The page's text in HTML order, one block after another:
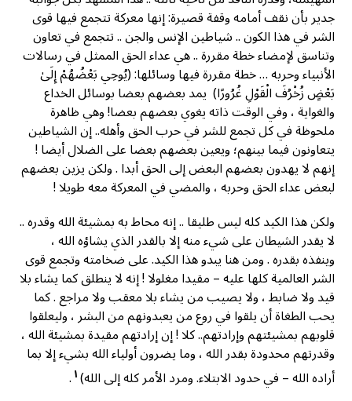
جدير بأن نقف أمامه وقفة قصيرة: إنها معركة تتجمع فيها قوى
الشر في هذا الكون .. شياطين الإنس والجن .. تتجمع في تعاون
وتناسق لإمضاء خطة مقررة .. هي عداء الحق الممثل في رسالات
الأنبياء وحربه … خطة مقررة فيها وسائلها: (يُوحِي بَعْضُهُمْ إِلَىٰ
بَعْضٍ زُخْرُفَ الْقَوْلِ غُرُورًا) يمد بعضهم بعضا بوسائل الخداع
والغواية ، وفي الوقت ذاته يغوي بعضهم بعضا! وهي ظاهرة
ملحوظة في كل تجمع للشر في حرب الحق وأهله.. إن الشياطين
يتعاونون فيما بينهم؛ ويعين بعضهم بعضا على الضلال أيضا !
إنهم لا يهدون بعضهم البعض إلى الحق أبدا . ولكن يزين بعضهم
لبعض عداء الحق وحربه ، والمضي في المعركة معه طويلا !
ولكن هذا الكيد كله ليس طليقا .. إنه محاط به بمشيئة الله وقدره ..
لا يقدر الشيطان على شيء منه إلا بالقدر الذي يشاؤه الله ،
وينفذه بقدره . ومن هنا يبدو هذا الكيد. على ضخامته وتجمع قوى
الشر العالمية كلها عليه – مقيدا مغلولا ! إنه لا ينطلق كما يشاء بلا
قيد ولا ضابط ، ولا يصيب من يشاء بلا معقب ولا مراجع . كما
يحب الطغاة أن يلقوا في روع من يعبدونهم من البشر ، وليعلقوا
قلوبهم بمشيئتهم وإرادتهم.. کلا ! إن إرادتهم مقيدة بمشيئة الله ،
وقدرتهم محدودة بقدر الله ، وما يضرون أولياء الله بشيء إلا بما
أراده الله – في حدود الابتلاء. ومرد الأمر كله إلى الله)١.